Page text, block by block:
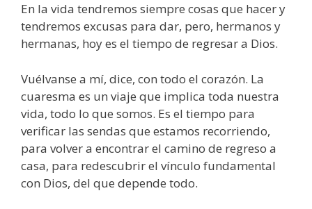
En la vida tendremos siempre cosas que hacer y
tendremos excusas para dar, pero, hermanos y
hermanas, hoy es el tiempo de regresar a Dios.
Vuélvanse a mí, dice, con todo el corazón. La
cuaresma es un viaje que implica toda nuestra
vida, todo lo que somos. Es el tiempo para
verificar las sendas que estamos recorriendo,
para volver a encontrar el camino de regreso a
casa, para redescubrir el vínculo fundamental
con Dios, del que depende todo.